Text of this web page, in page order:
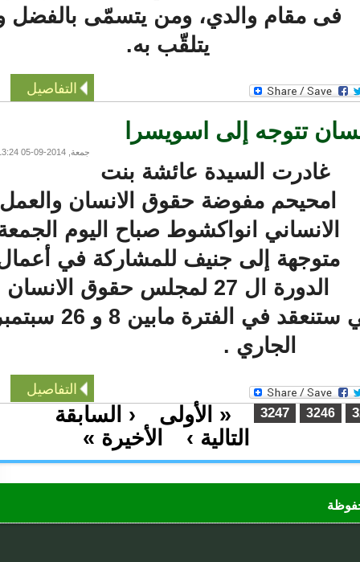
فى مقام والدي، ومن يتسمّى بالفضل و
يتلقّب به.
التفاصيل
تتوجه إلى اسويسرا
جمعة, 2014-09-05 13:24
غادرت السيدة عائشة بنت
امحيحم مفوضة حقوق الانسان والعمل
الانساني انواكشوط صباح اليوم الجمعة
متوجهة إلى جنيف للمشاركة في أعمال
الدورة ال 27 لمجلس حقوق الانسان
بالأمم المتحدة والتي ستنعقد في الفترة مابين 8 و 26 سبتمبر
الجاري .
التفاصيل
« الأولى ‹ السابقة 3246
3247
التالية › الأخيرة »